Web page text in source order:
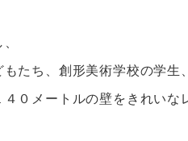
たち、創形美術学校の学生、
０メートルの壁をきれいな